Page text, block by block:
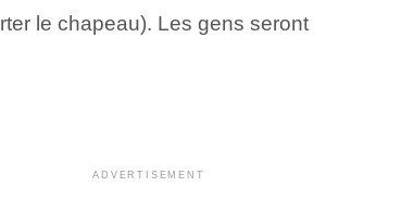
le chapeau). Les gens seront
ADVERTISEMENT